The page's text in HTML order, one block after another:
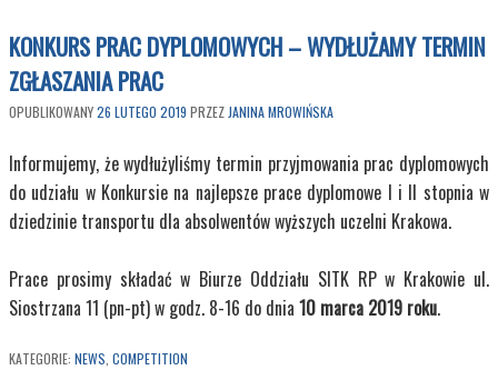
KONKURS PRAC DYPLOMOWYCH – WYDŁUŻAMY TERMIN
ZGŁASZANIA PRAC
OPUBLIKOWANY26 LUTEGO 2019 PRZEZ JANINA MROWIŃSKA
Informujemy, że wydłużyliśmy termin przyjmowania prac dyplomowych
do udziału w Konkursie na najlepsze prace dyplomowe I i II stopnia w
dziedzinie transportu dla absolwentów wyższych uczelni Krakowa.
Prace prosimy składać w Biurze Oddziału SITK RP w Krakowie ul.
Siostrzana 11 (pn-pt) w godz. 8-16 do dnia 10 marca 2019 roku.
KATEGORIE: NEWS COMPETITION